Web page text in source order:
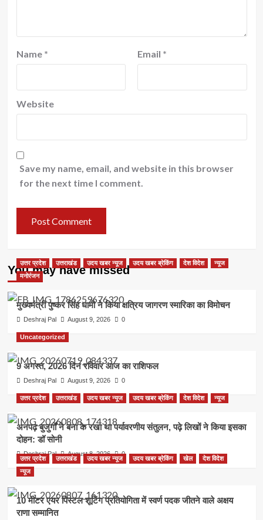
Name * Email *
Website
Save my name, email, and website in this browser
for the next time I comment.
You may have missed
उत्तर प्रदेश उत्तराखंड उदय खबर न्यूज उदय खबर ब्रेकिंग देश विदेश
न्यूज
मनोरंजन
मुख्यमंत्री पुष्कर सिंह धामी ने किया क्षत्रिय जागरण स्मारिका का विमोचन
Deshraj Pal August 9, 2026 0
Uncategorized
9 अगस्त, 2026 दिन रविवार आज का राशिफल
Deshraj Pal August 9, 2026 0
उत्तर प्रदेश उत्तराखंड उदय खबर न्यूज उदय खबर ब्रेकिंग देश विदेश न्यूज
अनपढ़ बुजुर्गों ने बना के रखा था पर्यावरणीय संतुलन, पढ़े लिखों ने किया इसका
दोहन: डॉ सोनी
Deshraj Pal August 8, 2026 0
उत्तर प्रदेश उत्तराखंड उदय खबर न्यूज उदय खबर ब्रेकिंग खेल
देश विदेश
न्यूज
10 मीटर एयर पिस्टल शूटिंग प्रतियोगिता में स्वर्ण पदक जीतने वाले अक्षय
राणा सम्मानित